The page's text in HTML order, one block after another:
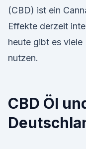
(CBD) ist ein
Effekte derzeit
heute gibt es
nutzen.
CBD Öl